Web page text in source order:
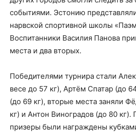
событиями. Эстонию
нарвской спортивной школы
Воспитанники Василия Панова
места и два вторых.
Победителями турнира стали
весе до 57 кг), Артём Спатар (до
(до 69 кг), вторые места заняли
кг) и Антон Виноградов (до 80 кг).
призеры были награждены